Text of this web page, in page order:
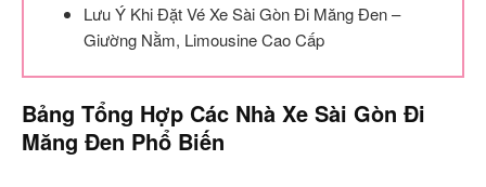
Lưu Ý Khi Đặt Vé Xe Sài Gòn Đi Măng Đen –
Giường Nằm, Limousine Cao Cấp
Bảng Tổng Hợp Các Nhà Xe Sài Gòn Đi
Măng Đen Phổ Biến